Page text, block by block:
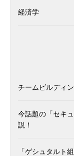
経済学
チームビルディ
今話題の「セキ
説！
「ゲシュタルト